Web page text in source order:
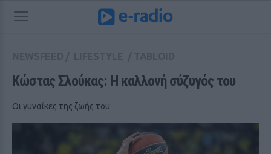
Κώστας Σλούκας: Η καλλονή σύζυγός του
Οι γυναίκες της ζωής του